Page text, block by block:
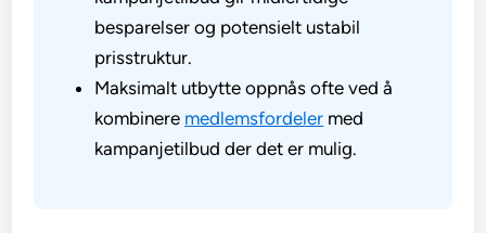
besparelser og potensielt ustabil
prisstruktur.
Maksimalt utbytte oppnås ofte ved å
kombinere medlemsfordeler med
kampanjetilbud der det er mulig.